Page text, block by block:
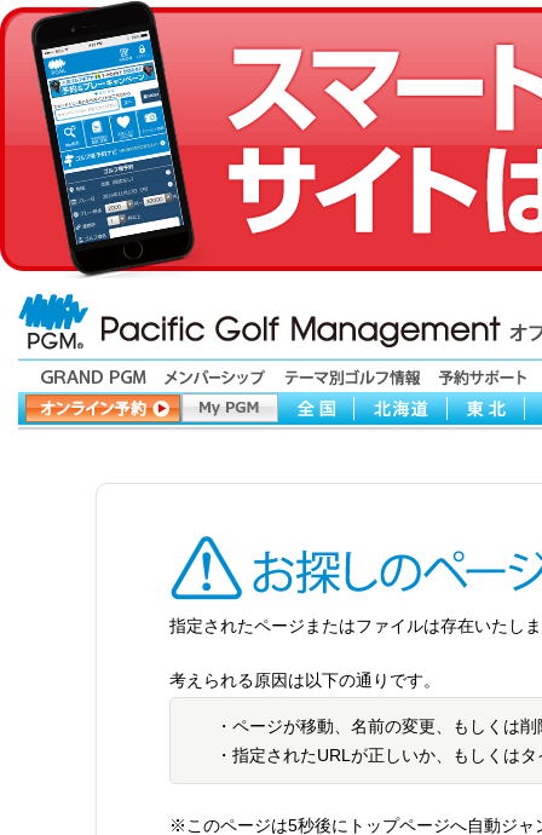
指定されたページまたはファイルは存在いたし
考えられる原因は以下の通りです。
・ページが移動、名前の変更、もしくは
・指定されたURLが正しいか、もしくは
※このページは5秒後にトップページへ自動ジ